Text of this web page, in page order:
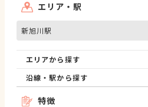
エリア・駅
新旭川駅
エリアから探す
沿線・駅から探す
特徴